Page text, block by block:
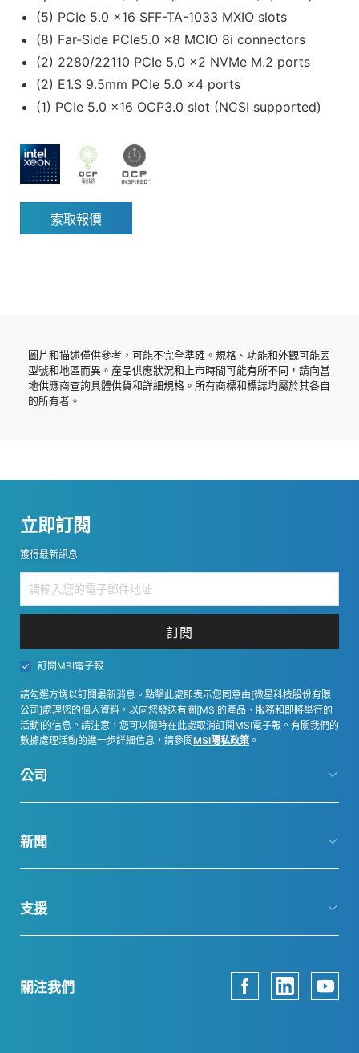
(5) PCIe 5.0 x16 SFF-TA-1033 MXIO slots
(8) Far-Side PCIe5.0 x8 MCIO 8i connectors
(2) 2280/22110 PCIe 5.0 x2 NVMe M.2 ports
(2) E1.S 9.5mm PCIe 5.0 x4 ports
(1) PCIe 5.0 x16 OCP3.0 slot (NCSI supported)
索取報價
圖片和描述僅供參考，可能不完全準確。規格、功能和外觀可能因
型號和地區而異。產品供應狀況和上市時間可能有所不同，請向當
地供應商查詢具體供貨和詳細規格。所有商標和標誌均屬於其各自
的所有者。
立即訂閱
獲得最新訊息
訂閱
訂閱MSI電子報
請勾選方塊以訂閱最新消息。點擊此處即表示您同意由[微星科技股份有限
公司]處理您的個人資料，以向您發送有關[MSI的產品、服務和即將舉行的
活動]的信息。請注意，您可以隨時在此處取消訂閱MSI電子報。有關我們的
數據處理活動的進一步詳細信息，請參閱MSI隱私政策 。
公司
新聞
支援
關注我們